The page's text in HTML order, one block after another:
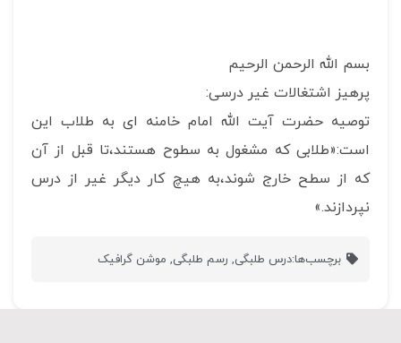
بسم الله الرحمن الرحیم
پرهیز اشتغالات غیر درسی:
توصیه حضرت آیت الله امام خامنه ای به طلاب این
است:«طلابی که مشغول به سطوح هستند،تا قبل از آن
که از سطح خارج شوند،به هیچ کار دیگر غیر از درس
نپردازند.»
برچسب‌ها:درس طلبگی, رسم طلبگی, موشن گرافیک